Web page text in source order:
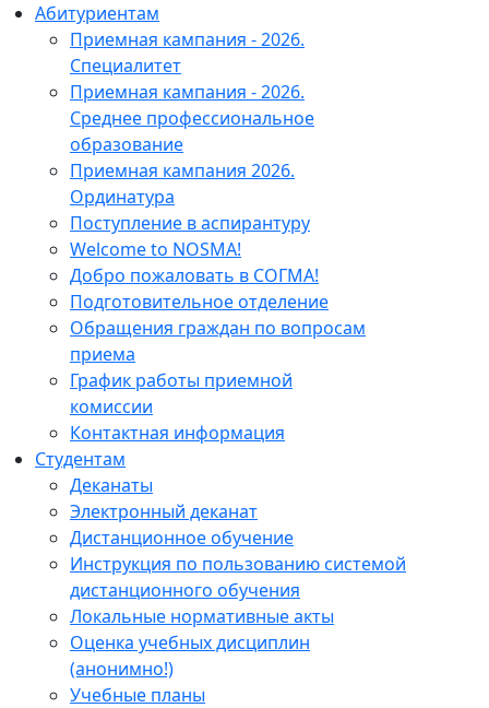
Абитуриентам
Приемная кампания - 2026.
Специалитет
Приемная кампания - 2026.
Среднее профессиональное
образование
Приемная кампания 2026.
Ординатура
Поступление в аспирантуру
Welcome to NOSMA!
Добро пожаловать в СОГМА!
Подготовительное отделение
Обращения граждан по вопросам
приема
График работы приемной
комиссии
Контактная информация
Студентам
Деканаты
Электронный деканат
Дистанционное обучение
Инструкция по пользованию системой
дистанционного обучения
Локальные нормативные акты
Оценка учебных дисциплин
(анонимно!)
Учебные планы